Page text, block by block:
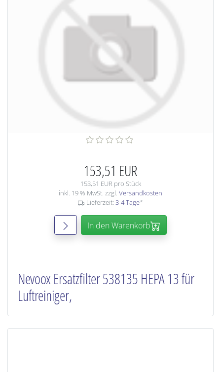
153,51 EUR
153,51 EUR pro Stück
inkl. 19 % MwSt. zzgl. Versandkosten
Lieferzeit: 3-4 Tage*
In den Warenkorb
Nevoox Ersatzfilter 538135 HEPA 13 für
Luftreiniger,